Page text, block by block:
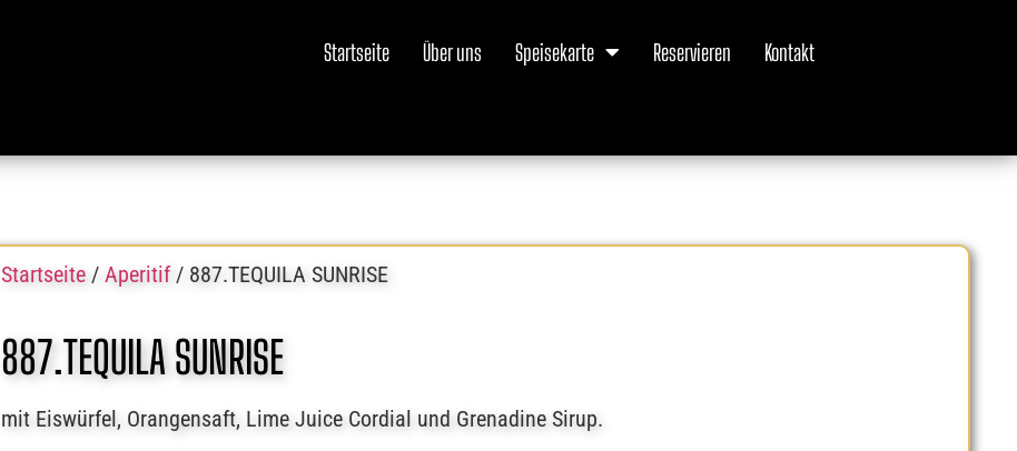
Startseite Über uns Speisekarte Reservieren Kontakt
Startseite/ Aperitif/ 887.TEQUILA SUNRISE
887.TEQUILA SUNRISE
mit Eiswürfel, Orangensaft, Lime Juice Cordial und Grenadine Sirup.